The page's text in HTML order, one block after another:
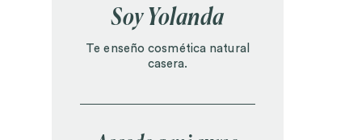
Soy Yolanda
Te enseño cosmética natural
casera.